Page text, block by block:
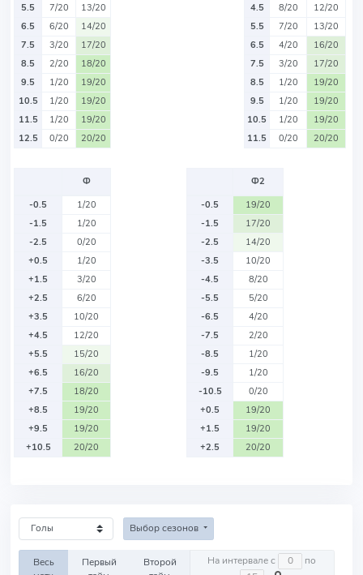
5.5
7/20
13/20
6.5
6/20
14/20
7.5
3/20
17/20
8.5
2/20
18/20
9.5
1/20
19/20
10.5
1/20
19/20
11.5
1/20
19/20
12.5
0/20 20/20
4.5
8/20
12/20
5.5
7/20
13/20
6.5
4/20
16/20
7.5
3/20
17/20
8.5
1/20
19/20
9.5
1/20
19/20
10.5
1/20
19/20
11.5
0/20 20/20
Ф
-0.5
1/20
-1.5
1/20
-2.5
0/20
+0.5
1/20
+1.5
3/20
+2.5
6/20
+3.5
10/20
+4.5
12/20
+5.5
15/20
+6.5
16/20
+7.5
18/20
+8.5
19/20
+9.5
19/20
+10.5
20/20
Ф2
-0.5
19/20
-1.5
17/20
-2.5
14/20
-3.5
10/20
-4.5
8/20
-5.5
5/20
-6.5
4/20
-7.5
2/20
-8.5
1/20
-9.5
1/20
-10.5
0/20
+0.5
19/20
+1.5
19/20
+2.5
20/20
Выбор сезонов
Весь
Первый
Второй
На интервале с по